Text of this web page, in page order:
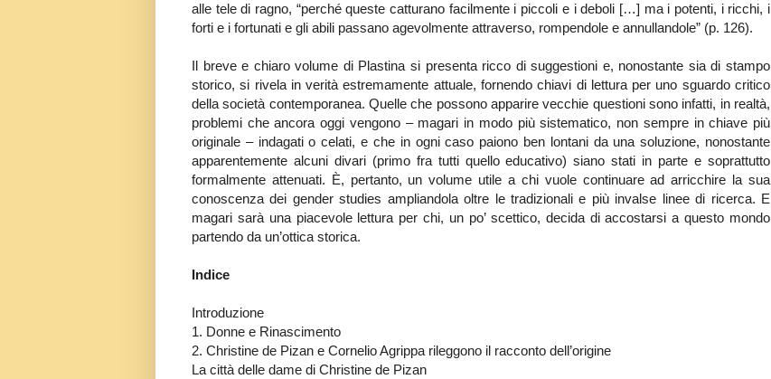
alle tele di ragno, “perché queste catturano facilmente i piccoli e i deboli […] ma i potenti, i ricchi, i
forti e i fortunati e gli abili passano agevolmente attraverso, rompendole e annullandole” (p. 126).
Il breve e chiaro volume di Plastina si presenta ricco di suggestioni e, nonostante sia di stampo
storico, si rivela in verità estremamente attuale, fornendo chiavi di lettura per uno sguardo critico
della società contemporanea. Quelle che possono apparire vecchie questioni sono infatti, in realtà,
problemi che ancora oggi vengono – magari in modo più sistematico, non sempre in chiave più
originale – indagati o celati, e che in ogni caso paiono ben lontani da una soluzione, nonostante
apparentemente alcuni divari (primo fra tutti quello educativo) siano stati in parte e soprattutto
formalmente attenuati. È, pertanto, un volume utile a chi vuole continuare ad arricchire la sua
conoscenza dei gender studies ampliandola oltre le tradizionali e più invalse linee di ricerca. E
magari sarà una piacevole lettura per chi, un po’ scettico, decida di accostarsi a questo mondo
partendo da un’ottica storica.
Indice
Introduzione
1. Donne e Rinascimento
2. Christine de Pizan e Cornelio Agrippa rileggono il racconto dell’origine
La città delle dame di Christine de Pizan